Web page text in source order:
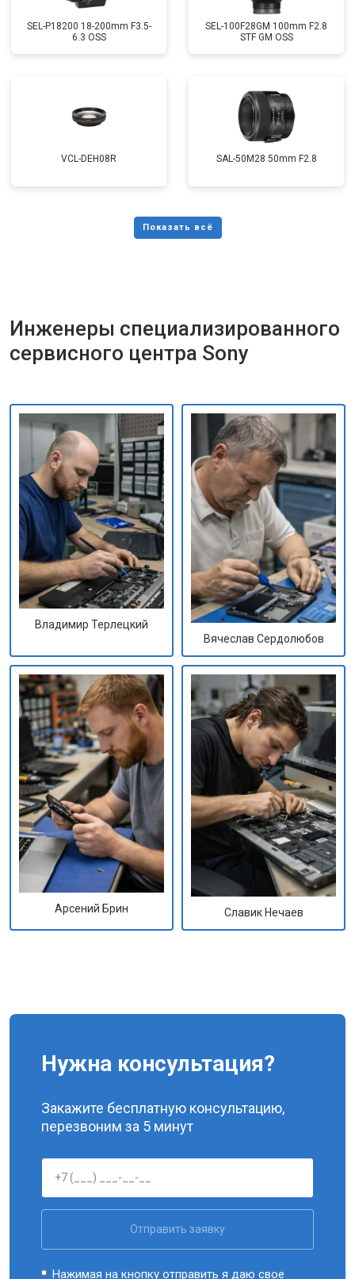
SEL-P18200 18-200mm F3.5-
6.3 OSS
SEL-100F28GM 100mm F2.8
STF GM OSS
VCL-DEH08R SAL-50M28 50mm F2.8
Инженеры специализированного
сервисного центра Sony
Владимир Терлецкий
Вячеслав Сердолюбов
Арсений Брин Славик Нечаев
Нужна консультация?
Закажите бесплатную консультацию,
перезвоним за 5 минут
Отправить заявку
Нажимая на кнопку отправить я даю свое